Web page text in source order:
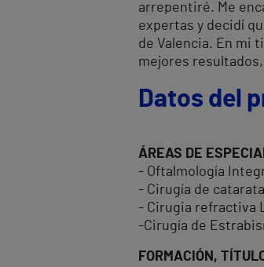
arrepentiré. Me
expertas y decidí
de Valencia. En mi
mejores
Datos del
ÁREAS DE
- Oftalmología
- Cirugía de
- Cirugia refractiva
-Cirugía de
FORMACIÓN,